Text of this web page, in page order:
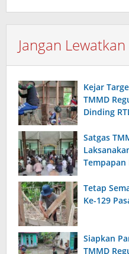
Jangan Lewatkan
Kejar
TMMD
Dinding
Satgas
Tetap
Ke-129
Siapkan
TMMD